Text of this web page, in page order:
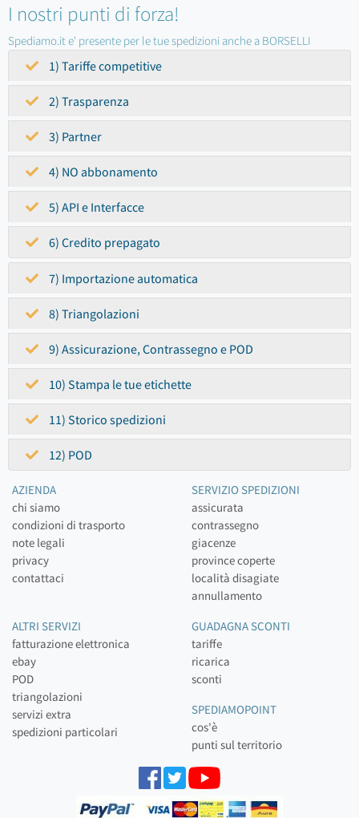
I nostri punti di forza!
Spediamo.it e' presente per le tue spedizioni anche a BORSELLI
1) Tariffe competitive
2) Trasparenza
3) Partner
4) NO abbonamento
5) API e Interfacce
6) Credito prepagato
7) Importazione automatica
8) Triangolazioni
9) Assicurazione, Contrassegno e POD
10) Stampa le tue etichette
11) Storico spedizioni
12) POD
AZIENDA
chi siamo
condizioni di trasporto
note legali
privacy
contattaci
SERVIZIO SPEDIZIONI
assicurata
contrassegno
giacenze
province coperte
località disagiate
annullamento
ALTRI SERVIZI
fatturazione elettronica
ebay
POD
triangolazioni
servizi extra
spedizioni particolari
GUADAGNA SCONTI
tariffe
ricarica
sconti
SPEDIAMOPOINT
cos'è
punti sul territorio